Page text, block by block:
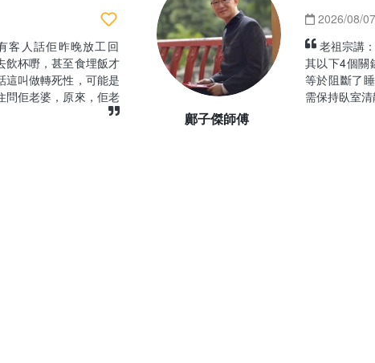
客人話佢昨晚放工回
飲杯嘢，甚至食埋飯才
這叫做轉死性，可能是
問佢老婆，原來，佢老
鄺子傑師傅
2026/08/07
老祖宗講
其以下4個關
等於阻斷了
需保持臥室清